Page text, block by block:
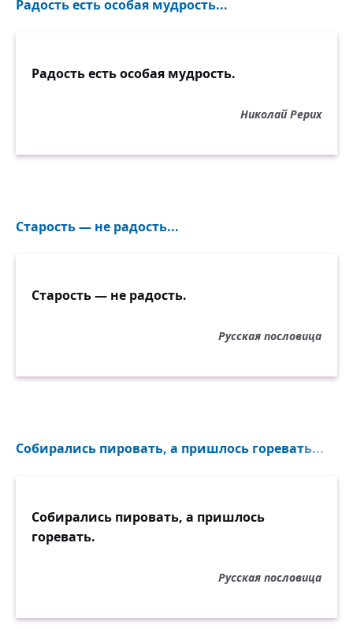
Радость есть особая мудрость...
Радость есть особая мудрость.
Николай Рерих
Старость — не радость...
Старость — не радость.
Русская пословица
Собирались пировать, а пришлось горевать...
Собирались пировать, а пришлось
горевать.
Русская пословица